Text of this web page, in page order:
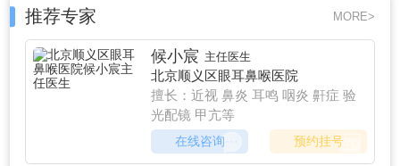
推荐专家 MORE>
候小宸 主任医生
北京顺义区眼耳鼻喉医院
擅长：近视 鼻炎 耳鸣 咽炎 鼾症 验
光配镜 甲亢等
在线咨询 预约挂号